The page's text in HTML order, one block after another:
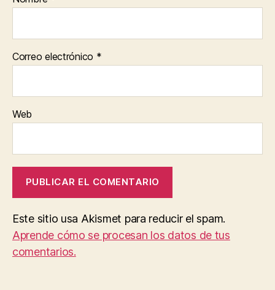
Correo electrónico *
Web
Este sitio usa Akismet para reducir el spam.
Aprende cómo se procesan los datos de tus
comentarios.